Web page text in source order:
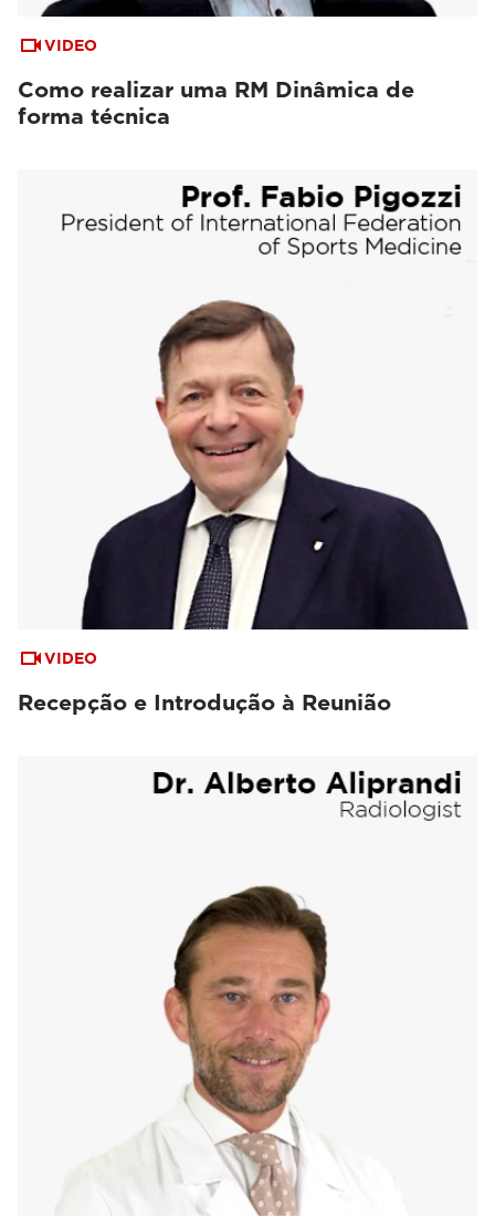
VIDEO
Como realizar uma RM Dinâmica de
forma técnica
VIDEO
Recepção e Introdução à Reunião